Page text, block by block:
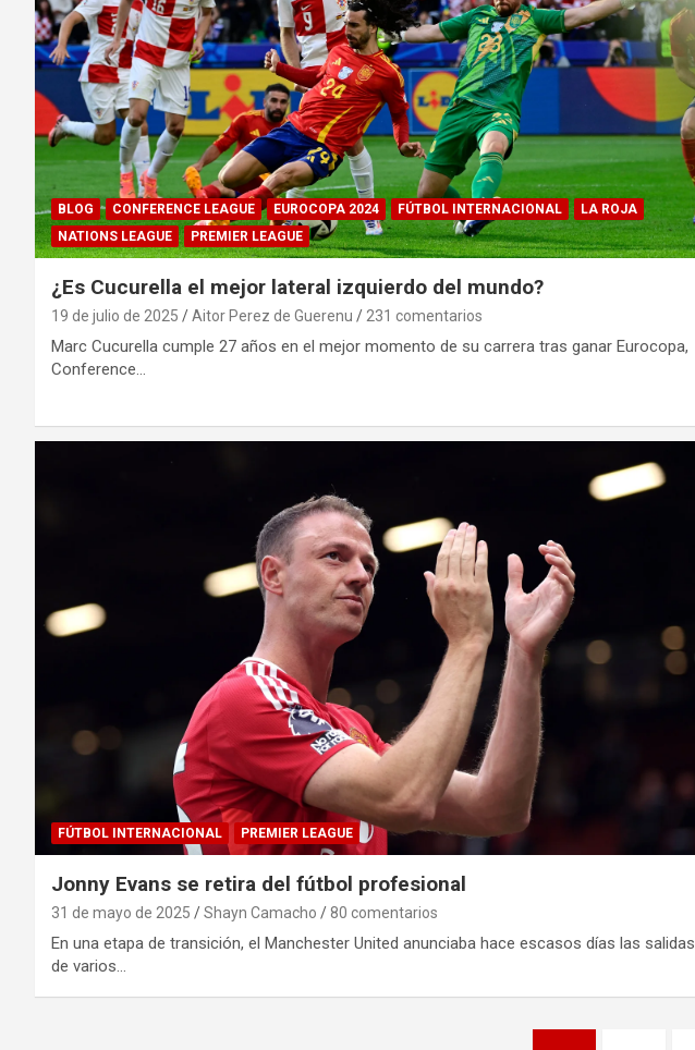
BLOG CONFERENCE LEAGUE EUROCOPA 2024 FÚTBOL INTERNACIONAL
LA ROJA
NATIONS LEAGUE
PREMIER LEAGUE
¿Es Cucurella el mejor lateral izquierdo del mundo?
19 de julio de 2025 Aitor Perez de Guerenu 231 comentarios
Marc Cucurella cumple 27 años en el mejor momento de su carrera tras ganar Eurocopa,
Conference…
FÚTBOL INTERNACIONAL PREMIER LEAGUE
Jonny Evans se retira del fútbol profesional
31 de mayo de 2025 Shayn Camacho 80 comentarios
En una etapa de transición, el Manchester United anunciaba hace escasos días las salidas
de varios…